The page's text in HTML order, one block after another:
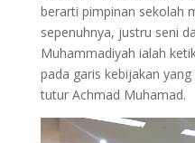
berarti pimpinan sekolah
sepenuhnya, justru seni
Muhammadiyah ialah
pada garis kebijakan
tutur Achmad Muhamad.